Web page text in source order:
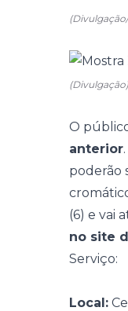
(Divulgação)
O
anterior
poderão
(6) e vai
no site
Serviço:
Local: